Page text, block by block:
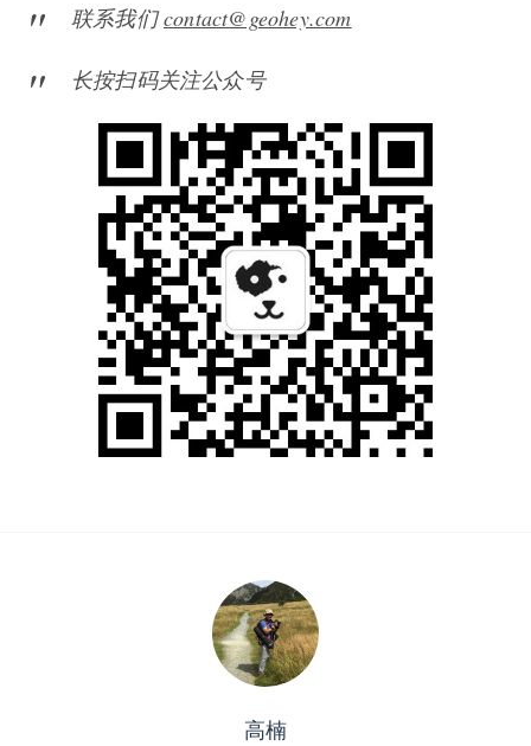
联系我们contact@geohey.com
长按扫码关注公众号
高楠